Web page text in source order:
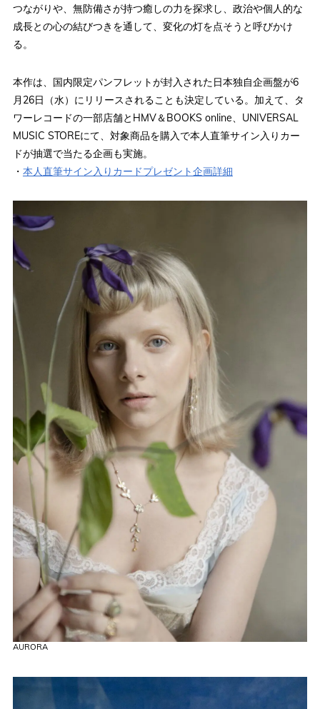
つながりや、無防備さが持つ癒しの力を探求し、政治や個人的な
成長との心の結びつきを通して、変化の灯を点そうと呼びかけ
る。
本作は、国内限定パンフレットが封入された日本独自企画盤が6
月26日（水）にリリースされることも決定している。加えて、タ
ワーレコードの一部店舗とHMV＆BOOKS online、UNIVERSAL
MUSIC STOREにて、対象商品を購入で本人直筆サイン入りカー
ドが抽選で当たる企画も実施。
・ 本人直筆サイン入りカードプレゼント企画詳細
AURORA